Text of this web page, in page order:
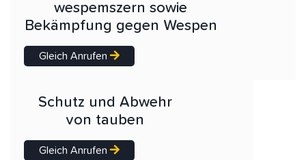
wespemszern sowie
Bekämpfung gegen Wespen
Gleich Anrufen
Schutz und Abwehr
von tauben
Gleich Anrufen